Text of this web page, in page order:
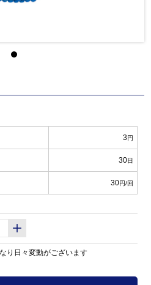
3円
30日
30円/回
り日々変動がございます